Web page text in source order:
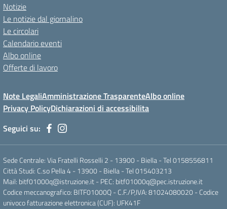
Notizie
Le notizie dal giornalino
Le circolari
Calendario eventi
Albo online
Offerte di lavoro
Note LegaliAmministrazione TrasparenteAlbo online
Privacy PolicyDichiarazioni di accessibilita
Seguici su:
Sede Centrale: Via Fratelli Rosselli 2 - 13900 - Biella - Tel 0158556811
Città Studi: C.so Pella 4 - 13900 - Biella - Tel 015403213
Mail: bitf01000q@istruzione.it- PEC: bitf01000q@pec.istruzione.it
Codice meccanografico: BITF01000Q - C.F./P,IVA: 81024080020 - Codice
univoco fatturazione elettronica (CUF): UFK41F